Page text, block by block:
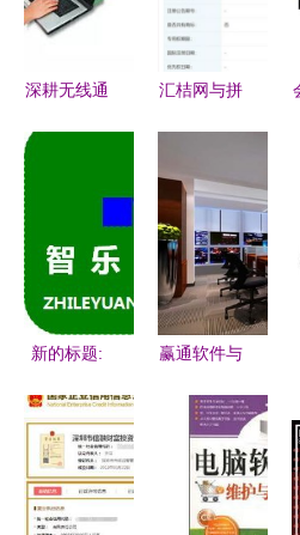
Cam网络摄
像头方案
防
深耕无线通
中国企业报
专访合肥移
瑞
汇桔网与拼
拼”商标 注
册防御商标
有何深意？
新的标题:
绿色革命
计算机软硬
件驱动下的
赢通软件与
代电脑公司
达成战略合
作，共拓计